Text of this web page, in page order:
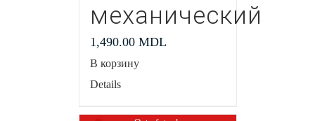
механический
1,490.00 MDL
В корзину
Details